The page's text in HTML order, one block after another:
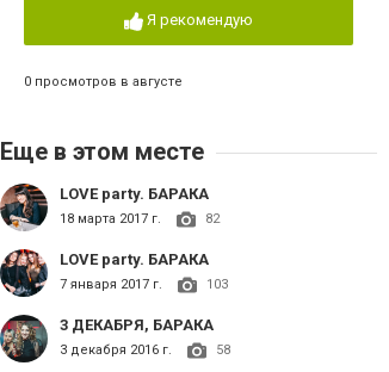
Я рекомендую
0 просмотров в августе
Еще в этом месте
LOVE party. БАРАКА
18 марта 2017 г. 82
LOVE party. БАРАКА
7 января 2017 г. 103
3 ДЕКАБРЯ, БАРАКА
3 декабря 2016 г. 58